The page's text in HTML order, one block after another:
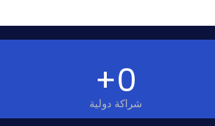
شراكة دولية
0
+